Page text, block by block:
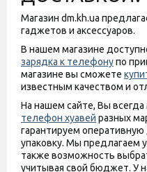
Магазин dm.kh.ua
гаджетов и аксессуаров.
В нашем магазине
зарядка к телефонупо
магазине вы сможете
известным качеством и
На нашем сайте, Вы
телефон хуавей разных
гарантируем
упаковку. Мы предлагаем
также возможность
учитывая свой бюджет. У